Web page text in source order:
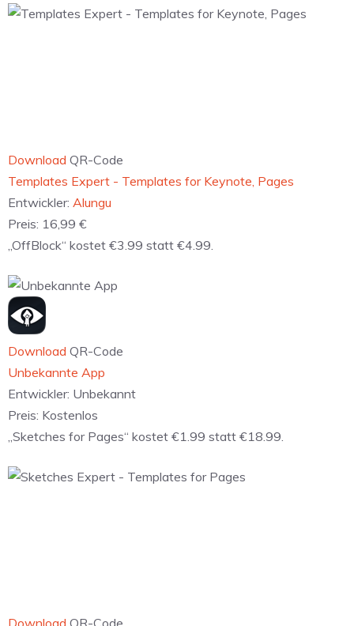
Preis:Kostenlos
Download QR-Code
‎Sets Design Expert - Templates for Pages
Entwickler:
Preis: 2,29 €
„Suite for iWork“ kostet €1.99 statt €39.99.
Download QR-Code